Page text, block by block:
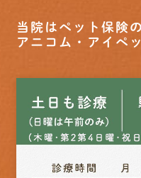
当院はペット保険の
アニコム・アイペ